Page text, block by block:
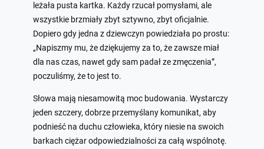
leżała pusta kartka. Każdy rzucał pomysłami, ale
wszystkie brzmiały zbyt sztywno, zbyt oficjalnie.
Dopiero gdy jedna z dziewczyn powiedziała po prostu:
„Napiszmy mu, że dziękujemy za to, że zawsze miał
dla nas czas, nawet gdy sam padał ze zmęczenia”,
poczuliśmy, że to jest to.
Słowa mają niesamowitą moc budowania. Wystarczy
jeden szczery, dobrze przemyślany komunikat, aby
podnieść na duchu człowieka, który niesie na swoich
barkach ciężar odpowiedzialności za całą wspólnotę.